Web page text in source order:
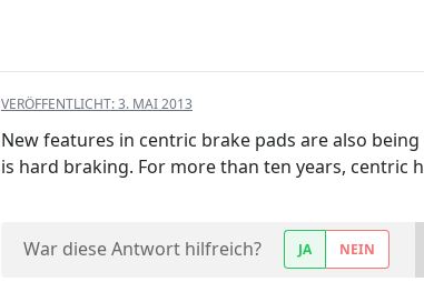
VERÖFFENTLICHT:3. MAI 2013
New features in centric brake pads are also
is hard braking. For more than ten years, centric
War diese Antwort hilfreich? JA NEIN